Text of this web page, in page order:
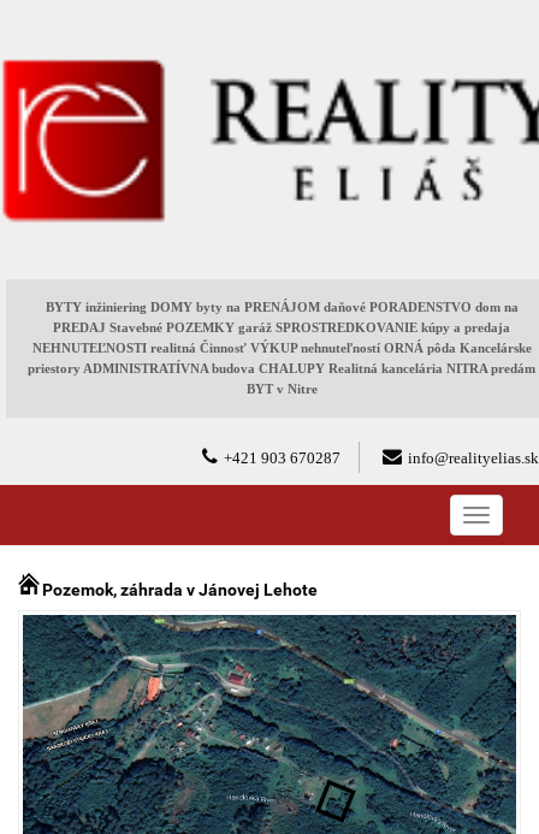
BYTY inžiniering DOMY byty na PRENÁJOM daňové PORADENSTVO dom na
PREDAJ Stavebné POZEMKY garáž SPROSTREDKOVANIE kúpy a predaja
NEHNUTEĽNOSTI realitná Činnosť VÝKUP nehnuteľností ORNÁ pôda Kancelárske
priestory ADMINISTRATÍVNA budova CHALUPY Realitná kancelária NITRA predám
BYT v Nitre
info@realityelias.sk
+421 903 670287
Pozemok, záhrada v Jánovej Lehote